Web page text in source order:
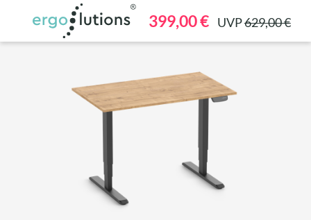
399,00 € UVP629,00 €